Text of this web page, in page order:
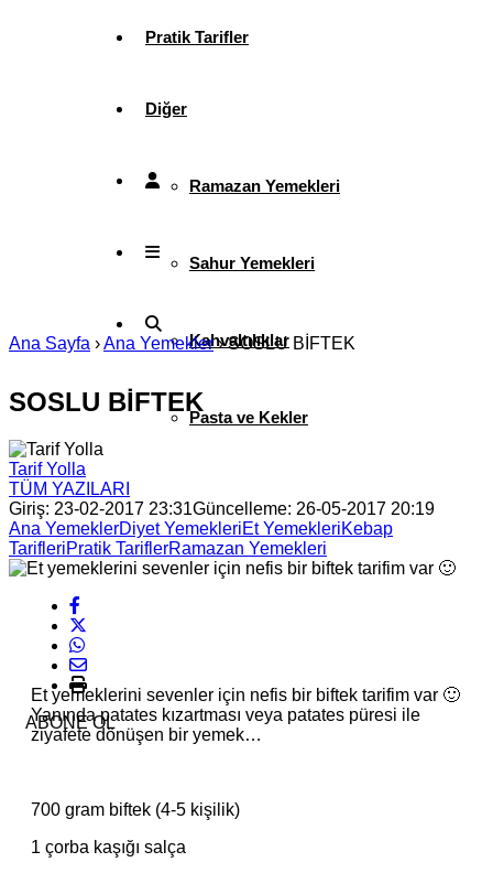
Pratik Tarifler
Diğer
Ramazan Yemekleri
Sahur Yemekleri
Kahvaltılıklar
Pasta ve Kekler
Ana Sayfa ›Ana Yemekler›SOSLU BİFTEK
SOSLU BİFTEK
Tarif Yolla
TÜM YAZILARI
Giriş: 23-02-2017 23:31Güncelleme: 26-05-2017 20:19
Ana YemeklerDiyet YemekleriEt YemekleriKebap
TarifleriPratik TariflerRamazan Yemekleri
ABONE OL
Et yemeklerini sevenler için nefis bir biftek tarifim var 🙂
Yanında patates kızartması veya patates püresi ile
ziyafete dönüşen bir yemek…
700 gram biftek (4-5 kişilik)
1 çorba kaşığı salça